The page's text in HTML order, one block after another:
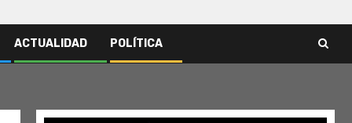
ACTUALIDAD POLÍTICA